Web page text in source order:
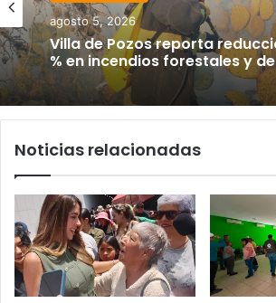
agosto 5, 2026
Villa de Pozos reporta
% en incendios forestales y
Noticias relacionadas